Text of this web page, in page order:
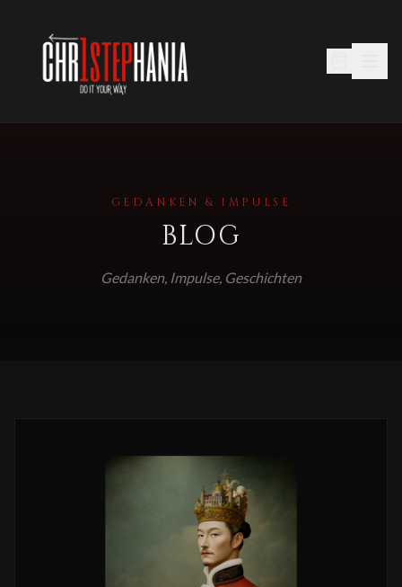
GEDANKEN & IMPULSE
BLOG
Gedanken, Impulse, Geschichten